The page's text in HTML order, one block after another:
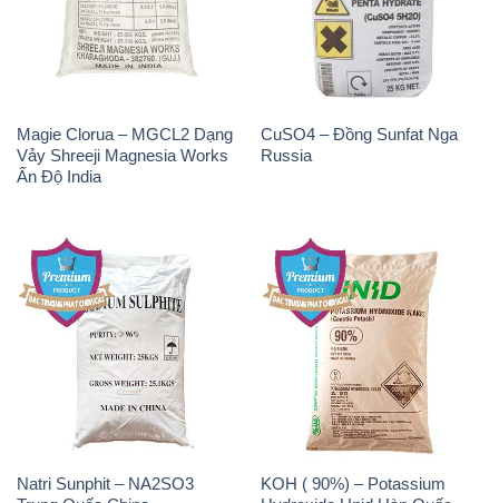
Vảy Shreeji Magnesia Works
Ấn Độ India
Natri Sunphit – NA2SO3
Trung Quốc China
KOH ( 90%) – Potassium
Hydroxide Unid Hàn Quốc